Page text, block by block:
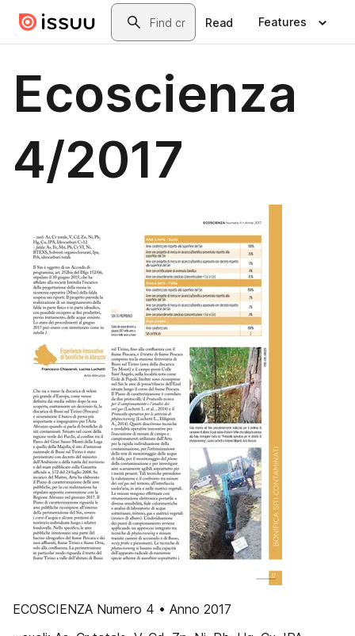
Skip to main contentSearch
Read Features
Ecoscienza
4/2017
ECOSCIENZA Numero 4 • Anno 2017